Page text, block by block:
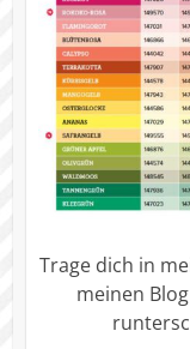
Trage dich in
meinen